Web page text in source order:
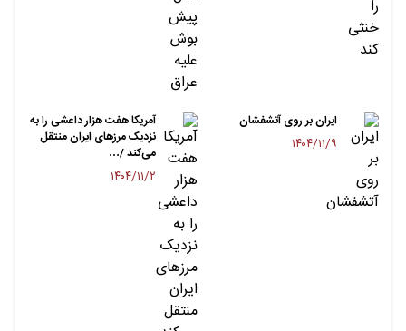
ایران بر روی آتشفشان
۱۴۰۴/۱۱/۹
آمریکا هفت هزار داعشی را به
نزدیک مرزهای ایران منتقل
می‌کند /…
۱۴۰۴/۱۱/۲